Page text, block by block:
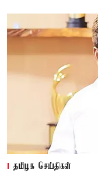
தமிழக செய்திகள்